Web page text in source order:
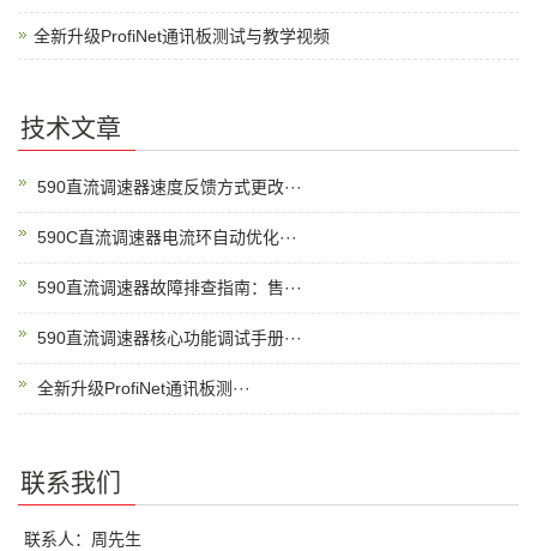
全新升级ProfiNet通讯板测试与教学视频
技术文章
590直流调速器速度反馈方式更改···
590C直流调速器电流环自动优化···
590直流调速器故障排查指南：售···
590直流调速器核心功能调试手册···
全新升级ProfiNet通讯板测···
联系我们
联系人：周先生